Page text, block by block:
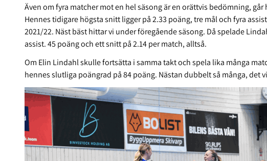
Även om fyra matcher mot en hel säsong är en orättvis bedömning,
Hennes tidigare högsta snitt ligger på 2.33 poäng, tre mål och fyra
2021/22. Näst bäst hittar vi under föregående säsong. Då spelade
assist. 45 poäng och ett snitt på 2.14 per match, alltså.
Om Elin Lindahl skulle fortsätta i samma takt och spela lika många
hennes slutliga poängrad på 84 poäng. Nästan dubbelt så många, det